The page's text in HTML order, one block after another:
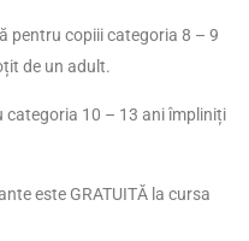
pentru copiii categoria 8 – 9
de un adult.
categoria 10 – 13 ani împliniți
este GRATUITĂ la cursa